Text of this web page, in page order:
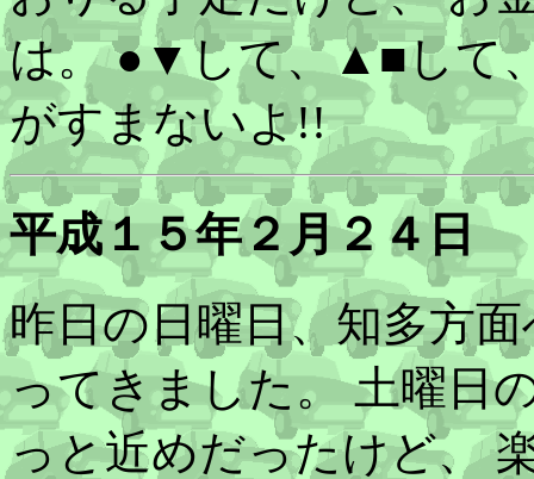
は。 ●▼して、▲■して
がすまないよ!!
平成１５年２月２４日
昨日の日曜日、知多方
ってきました。 土曜日
っと近めだったけど、